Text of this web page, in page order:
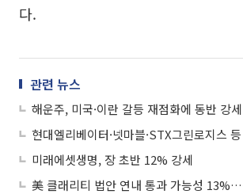
다.
관련 뉴스
현대엘리베이터·넷마블·STX그린로지스 등
미래에셋생명, 장 초반 12% 강세